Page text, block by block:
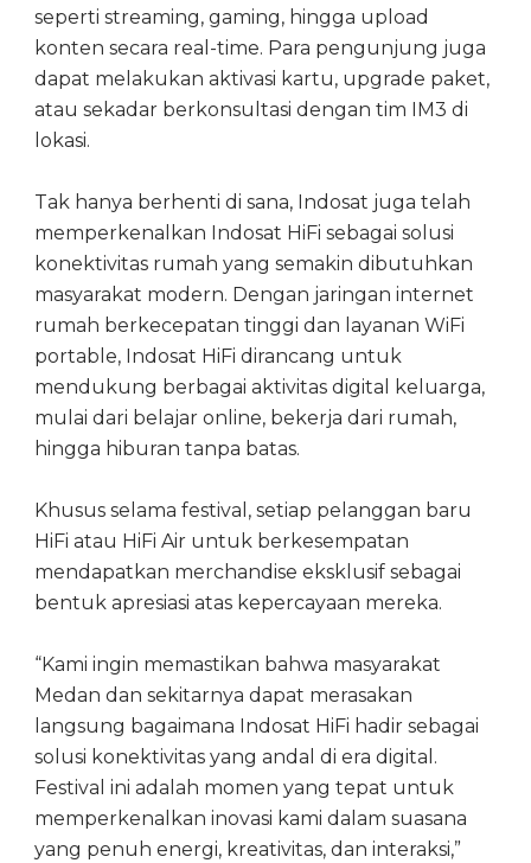
seperti streaming, gaming, hingga upload
konten secara real-time. Para pengunjung juga
dapat melakukan aktivasi kartu, upgrade paket,
atau sekadar berkonsultasi dengan tim IM3 di
lokasi.
Tak hanya berhenti di sana, Indosat juga telah
memperkenalkan Indosat HiFi sebagai solusi
konektivitas rumah yang semakin dibutuhkan
masyarakat modern. Dengan jaringan internet
rumah berkecepatan tinggi dan layanan WiFi
portable, Indosat HiFi dirancang untuk
mendukung berbagai aktivitas digital keluarga,
mulai dari belajar online, bekerja dari rumah,
hingga hiburan tanpa batas.
Khusus selama festival, setiap pelanggan baru
HiFi atau HiFi Air untuk berkesempatan
mendapatkan merchandise eksklusif sebagai
bentuk apresiasi atas kepercayaan mereka.
“Kami ingin memastikan bahwa masyarakat
Medan dan sekitarnya dapat merasakan
langsung bagaimana Indosat HiFi hadir sebagai
solusi konektivitas yang andal di era digital.
Festival ini adalah momen yang tepat untuk
memperkenalkan inovasi kami dalam suasana
yang penuh energi, kreativitas, dan interaksi,”